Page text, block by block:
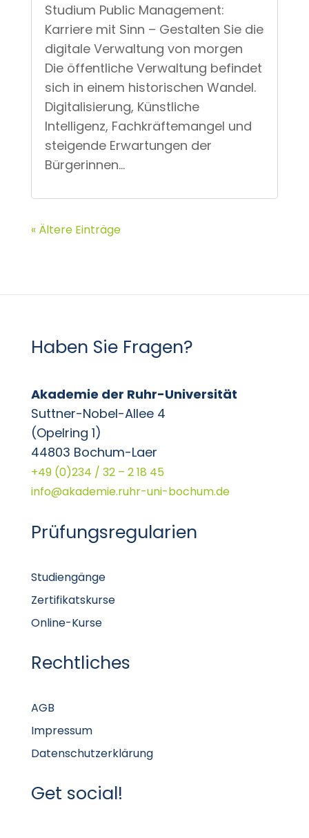
Karriere mit Sinn – Gestalten Sie die
digitale Verwaltung von morgen
Die öffentliche Verwaltung befindet
sich in einem historischen Wandel.
Digitalisierung, Künstliche
Intelligenz, Fachkräftemangel und
steigende Erwartungen der
Bürgerinnen...
Suttner-Nobel-Allee 4
(Opelring 1)
44803 Bochum-Laer
+49 (0)234 / 32 – 2 18 45
info@akademie.ruhr-uni-bochum.de
Zertifikatskurse
Online-Kurse
Impressum
Datenschutzerklärung